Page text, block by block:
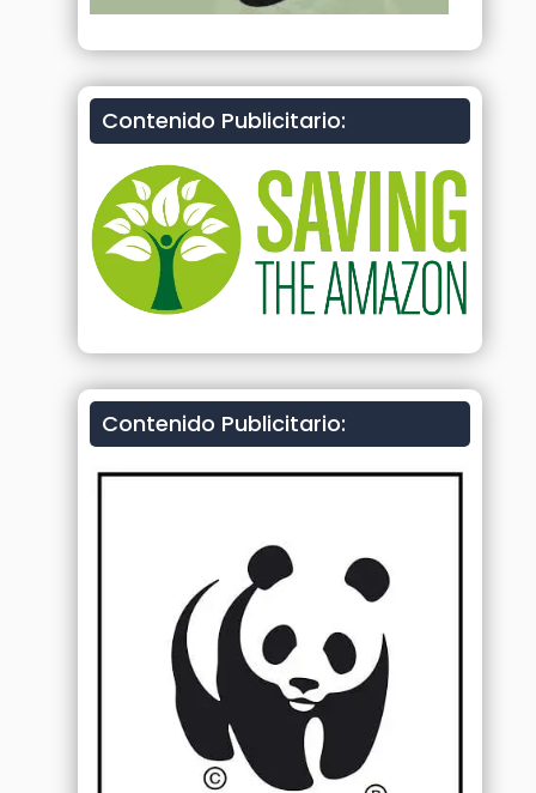
Contenido Publicitario:
Contenido Publicitario: